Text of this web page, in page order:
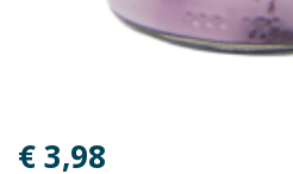
€ 3,98